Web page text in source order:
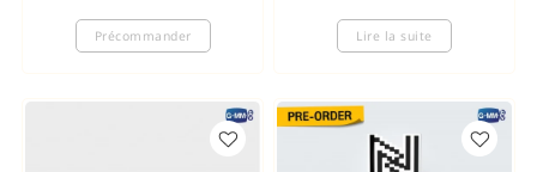
Précommander Lire la suite